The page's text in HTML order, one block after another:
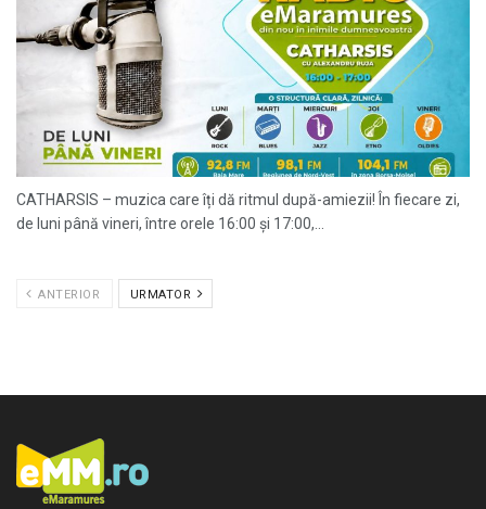
CATHARSIS – muzica care îți dă ritmul după-amiezii! În fiecare zi,
de luni până vineri, între orele 16:00 și 17:00,...
ANTERIOR URMATOR